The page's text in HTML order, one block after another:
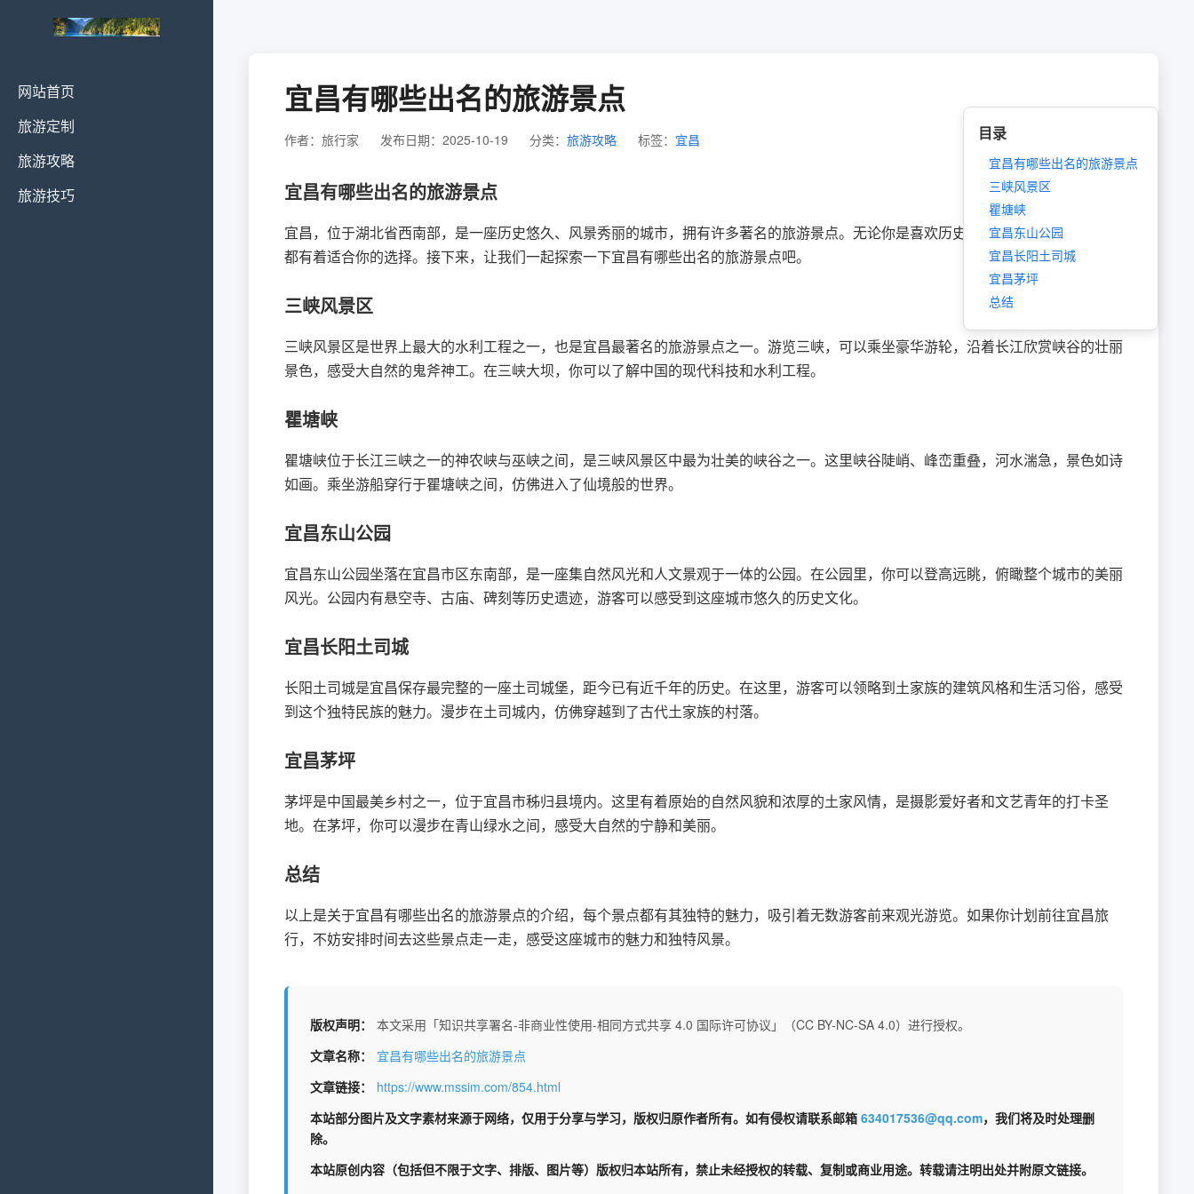
网站首页
旅游定制
旅游攻略
旅游技巧
宜昌有哪些出名的旅游景点
作者：旅行家 发布日期：2025-10-19 分类： 旅游攻略 标签： 宜昌
宜昌有哪些出名的旅游景点
宜昌，位于湖北省西南部，是一座历史悠久、风景秀丽的城市，拥有许多著名的旅游景点。无论你是喜欢历史文化还是自然风光，这里
都有着适合你的选择。接下来，让我们一起探索一下宜昌有哪些出名的旅游景点吧。
三峡风景区
三峡风景区是世界上最大的水利工程之一，也是宜昌最著名的旅游景点之一。游览三峡，可以乘坐豪华游轮，沿着长江欣赏峡谷的壮丽
景色，感受大自然的鬼斧神工。在三峡大坝，你可以了解中国的现代科技和水利工程。
瞿塘峡
瞿塘峡位于长江三峡之一的神农峡与巫峡之间，是三峡风景区中最为壮美的峡谷之一。这里峡谷陡峭、峰峦重叠，河水湍急，景色如诗
如画。乘坐游船穿行于瞿塘峡之间，仿佛进入了仙境般的世界。
宜昌东山公园
宜昌东山公园坐落在宜昌市区东南部，是一座集自然风光和人文景观于一体的公园。在公园里，你可以登高远眺，俯瞰整个城市的美丽
风光。公园内有悬空寺、古庙、碑刻等历史遗迹，游客可以感受到这座城市悠久的历史文化。
宜昌长阳土司城
长阳土司城是宜昌保存最完整的一座土司城堡，距今已有近千年的历史。在这里，游客可以领略到土家族的建筑风格和生活习俗，感受
到这个独特民族的魅力。漫步在土司城内，仿佛穿越到了古代土家族的村落。
宜昌茅坪
茅坪是中国最美乡村之一，位于宜昌市秭归县境内。这里有着原始的自然风貌和浓厚的土家风情，是摄影爱好者和文艺青年的打卡圣
地。在茅坪，你可以漫步在青山绿水之间，感受大自然的宁静和美丽。
总结
以上是关于宜昌有哪些出名的旅游景点的介绍，每个景点都有其独特的魅力，吸引着无数游客前来观光游览。如果你计划前往宜昌旅
行，不妨安排时间去这些景点走一走，感受这座城市的魅力和独特风景。
版权声明：
本文采用「知识共享署名-非商业性使用-相同方式共享 4.0 国际许可协议」（CC BY-NC-SA 4.0）进行授权。
文章名称：
宜昌有哪些出名的旅游景点
文章链接：
https://www.mssim.com/854.html
本站部分图片及文字素材来源于网络，仅用于分享与学习，版权归原作者所有。如有侵权请联系邮箱 634017536@qq.com，我们将及时处理删
除。
本站原创内容（包括但不限于文字、排版、图片等）版权归本站所有，禁止未经授权的转载、复制或商业用途。转载请注明出处并附原文链接。
目录
宜昌有哪些出名的旅游景点
三峡风景区
瞿塘峡
宜昌东山公园
宜昌长阳土司城
宜昌茅坪
总结